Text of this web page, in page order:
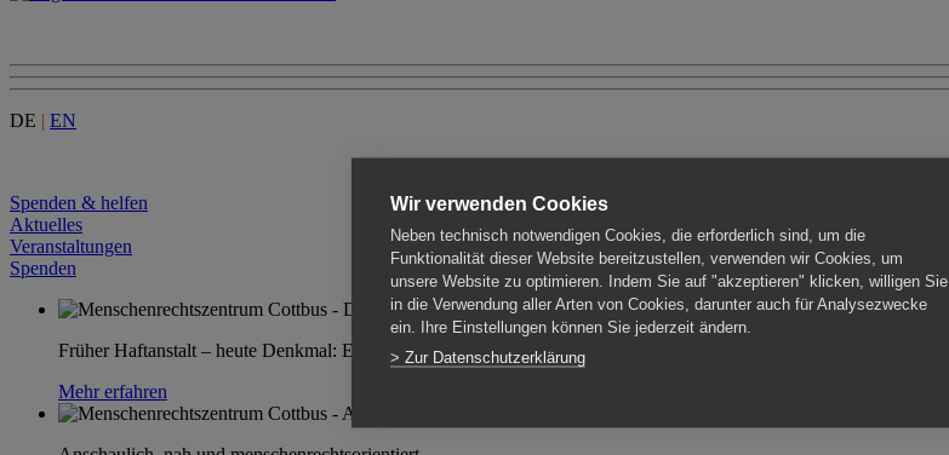
DE | EN
Spenden & helfen
Aktuelles
Veranstaltungen
Spenden
Früher Haftanstalt – heute Denkmal: Einen Ort im Wandel erleben
Mehr erfahren
Wir verwenden Cookies
Neben technisch notwendigen Cookies, die erforderlich sind, um die
Funktionalität dieser Website bereitzustellen, verwenden wir Cookies, um
unsere Website zu optimieren. Indem Sie auf "akzeptieren" klicken, willigen Sie
in die Verwendung aller Arten von Cookies, darunter auch für Analysezwecke
ein. Ihre Einstellungen können Sie jederzeit ändern.
> Zur Datenschutzerklärung